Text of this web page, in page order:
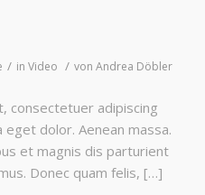
/ in Video / von Andrea Döbler
consectetuer adipiscing
eget dolor. Aenean massa.
et magnis dis parturient
Donec quam felis, […]